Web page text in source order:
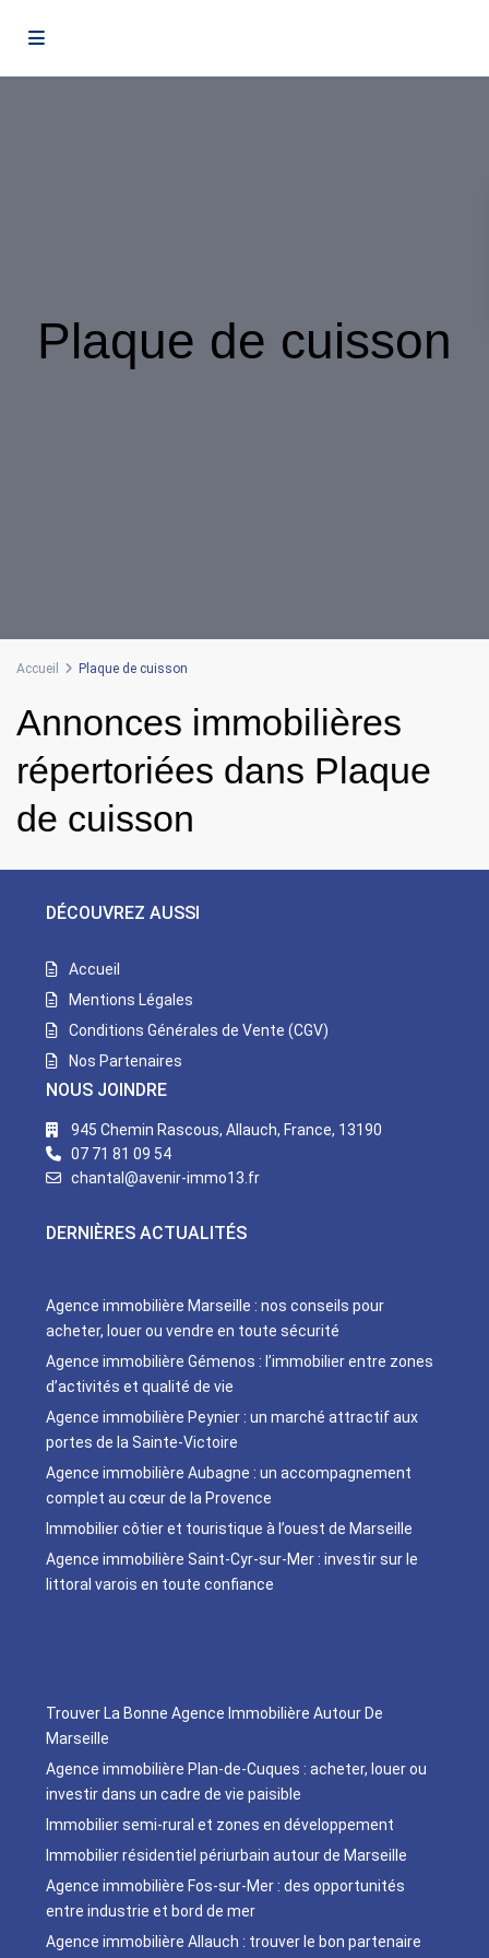
Plaque de cuisson
Accueil Plaque de cuisson
Annonces immobilières
répertoriées dans Plaque
de cuisson
DÉCOUVREZ AUSSI
Accueil
Mentions Légales
Conditions Générales de Vente (CGV)
Nos Partenaires
NOUS JOINDRE
945 Chemin Rascous, Allauch, France, 13190
07 71 81 09 54
chantal@avenir-immo13.fr
DERNIÈRES ACTUALITÉS
Agence immobilière Marseille : nos conseils pour
acheter, louer ou vendre en toute sécurité
Agence immobilière Gémenos : l’immobilier entre zones
d’activités et qualité de vie
Agence immobilière Peynier : un marché attractif aux
portes de la Sainte-Victoire
Agence immobilière Aubagne : un accompagnement
complet au cœur de la Provence
Immobilier côtier et touristique à l’ouest de Marseille
Agence immobilière Saint-Cyr-sur-Mer : investir sur le
littoral varois en toute confiance
Trouver La Bonne Agence Immobilière Autour De
Marseille
Agence immobilière Plan-de-Cuques : acheter, louer ou
investir dans un cadre de vie paisible
Immobilier semi-rural et zones en développement
Immobilier résidentiel périurbain autour de Marseille
Agence immobilière Fos-sur-Mer : des opportunités
entre industrie et bord de mer
Agence immobilière Allauch : trouver le bon partenaire